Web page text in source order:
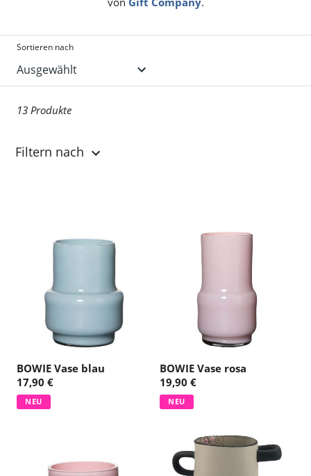
Sortieren nach
13 Produkte
Filtern nach
BOWIE Vase blau
17,90 €
NEU
BOWIE Vase rosa
19,90 €
NEU